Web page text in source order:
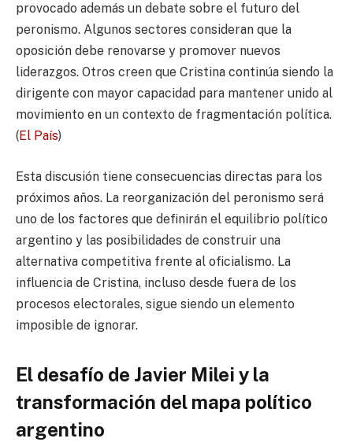
provocado además un debate sobre el futuro del
peronismo. Algunos sectores consideran que la
oposición debe renovarse y promover nuevos
liderazgos. Otros creen que Cristina continúa siendo la
dirigente con mayor capacidad para mantener unido al
movimiento en un contexto de fragmentación política.
(El País)
Esta discusión tiene consecuencias directas para los
próximos años. La reorganización del peronismo será
uno de los factores que definirán el equilibrio político
argentino y las posibilidades de construir una
alternativa competitiva frente al oficialismo. La
influencia de Cristina, incluso desde fuera de los
procesos electorales, sigue siendo un elemento
imposible de ignorar.
El desafío de Javier Milei y la
transformación del mapa político
argentino